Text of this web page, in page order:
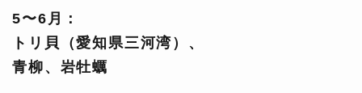
5〜6月：
トリ貝（愛知県三河湾）、
青柳、岩牡蠣